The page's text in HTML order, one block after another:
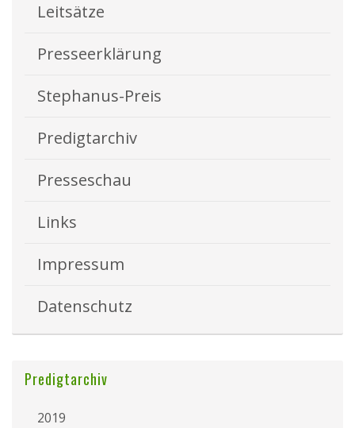
Leitsätze
Presseerklärung
Stephanus-Preis
Predigtarchiv
Presseschau
Links
Impressum
Datenschutz
Predigtarchiv
2019